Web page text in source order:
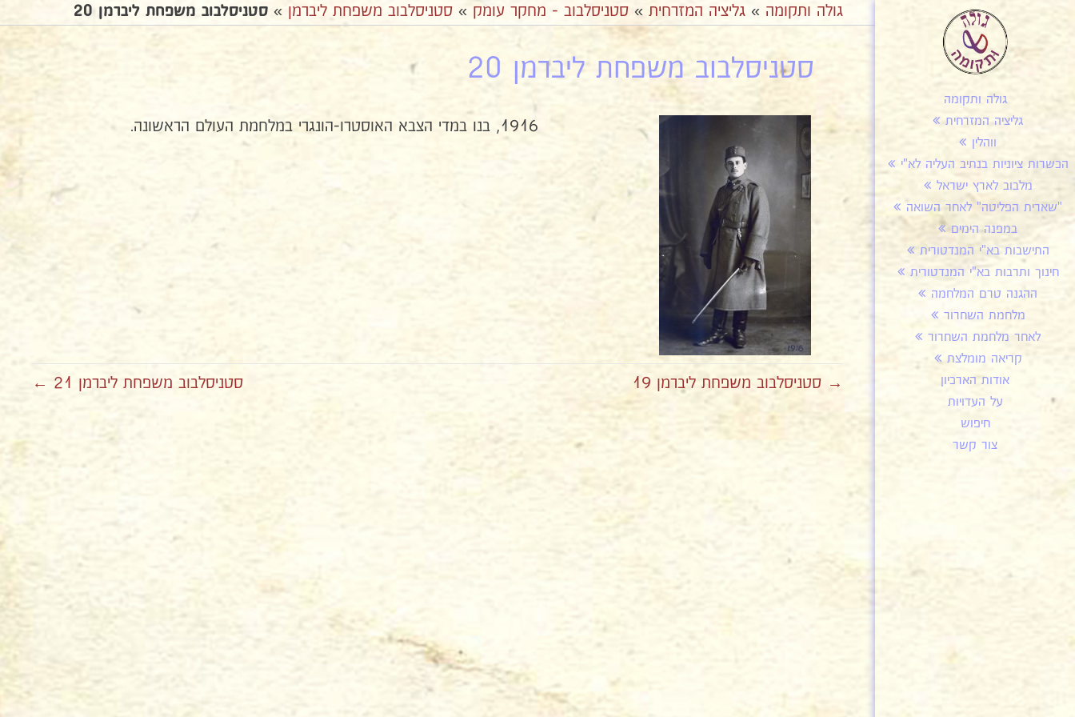
גולה ותקומה
גליציה המזרחית
ווהלין
הכשרות ציוניות בנתיב העליה לא"י
מלבוב לארץ ישראל
"שארית הפליטה" לאחר השואה
במפנה הימים
התישבות בא"י המנדטורית
חינוך ותרבות בא"י המנדטורית
ההגנה טרם המלחמה
מלחמת השחרור
לאחר מלחמת השחרור
קריאה מומלצת
אודות הארכיון
על העדויות
חיפוש
צור קשר
גולה ותקומה » גליציה המזרחית » סטניסלבוב - מחקר עומק » סטניסלבוב משפחת ליברמן » סטניסלבוב משפחת ליברמן 20
סטניסלבוב משפחת ליברמן 20
1916, בנו במדי הצבא האוסטרו-הונגרי במלחמת העולם הראשונה.
→ סטניסלבוב משפחת ליברמן 19 סטניסלבוב משפחת ליברמן 21 ←